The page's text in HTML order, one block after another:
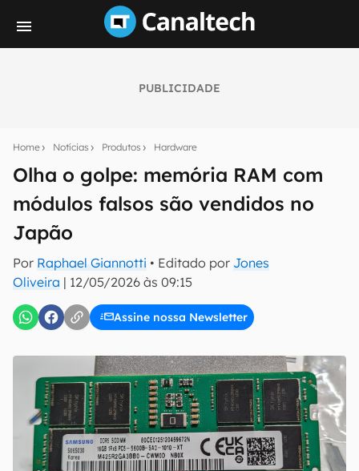
PUBLICIDADE
Home Notícias Produtos Hardware
Olha o golpe: memória RAM com
módulos falsos são vendidos no
Japão
Por Raphael Giannotti • Editado por Jones
Oliveira | 12/05/2026 às 09:15
Assine nossa Newsletter
notícias e reviews sobre tecnologia em primeira
E-mail
inscreva-se
Confirmo que li, aceito e concordo com os Termos de
Uso e Política de Privacidade do Canaltech.